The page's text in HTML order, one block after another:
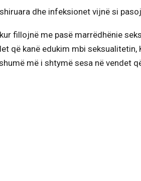
dhe infeksionet vijnë si
fillojnë me pasë marrëdhënie
që kanë edukim mbi seksualitetin,
më i shtymë sesa në vendet